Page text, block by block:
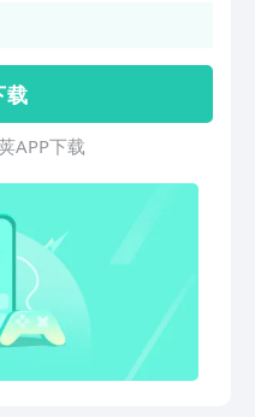
词典》《牛津高阶英汉双
浅出、精准学好每个单
※【重磅引入：《牛津
】《牛津英汉汉英词典》
语及翻译670000余条，
率高、突出搭配，适合英
翻译者使用。《牛津高阶
第10版问世七十余年，
威英语学习词典。第10
延续了原版经典，新增
义，收录228000余条单
，备受名家推荐。《新牛
载
APP下载